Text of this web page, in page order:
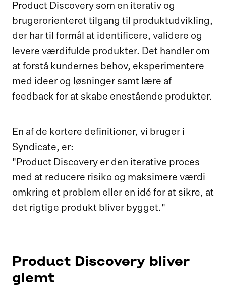
Product Discovery som en iterativ og
brugerorienteret tilgang til produktudvikling,
der har til formål at identificere, validere og
levere værdifulde produkter. Det handler om
at forstå kundernes behov, eksperimentere
med ideer og løsninger samt lære af
feedback for at skabe enestående produkter.
En af de kortere definitioner, vi bruger i
Syndicate, er:
"Product Discovery er den iterative proces
med at reducere risiko og maksimere værdi
omkring et problem eller en idé for at sikre, at
det rigtige produkt bliver bygget."
Product Discovery bliver
glemt